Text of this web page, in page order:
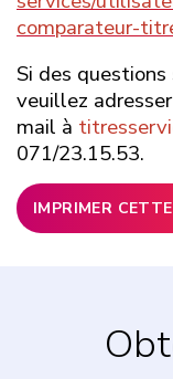
comparateur-
Si des
veuillez
mail à
071/23.15.53.
IMPRIMER